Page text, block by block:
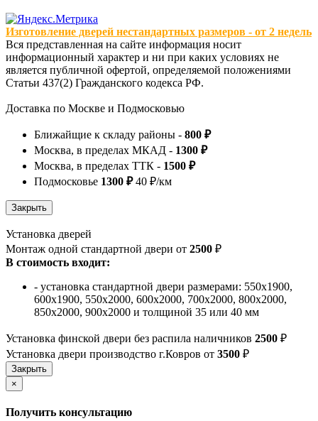
Изготовление дверей нестандартных размеров - от 2 недель
Вся представленная на сайте информация носит
информационный характер и ни при каких условиях не
является публичной офертой, определяемой положениями
Статьи 437(2) Гражданского кодекса РФ.
Доставка по Москве и Подмосковью
Ближайщие к складу районы - 800 ₽
Москва, в пределах МКАД - 1300 ₽
Москва, в пределах ТТК - 1500 ₽
Подмосковье 1300 ₽40 ₽/км
Установка дверей
Монтаж одной стандартной двери от 2500 ₽
В стоимость входит:
- установка стандартной двери размерами: 550х1900,
600х1900, 550х2000, 600х2000, 700х2000, 800х2000,
850х2000, 900х2000 и толщиной 35 или 40 мм
Установка финской двери без распила наличников 2500 ₽
Установка двери производство г.Ковров от 3500 ₽
×
Получить консультацию